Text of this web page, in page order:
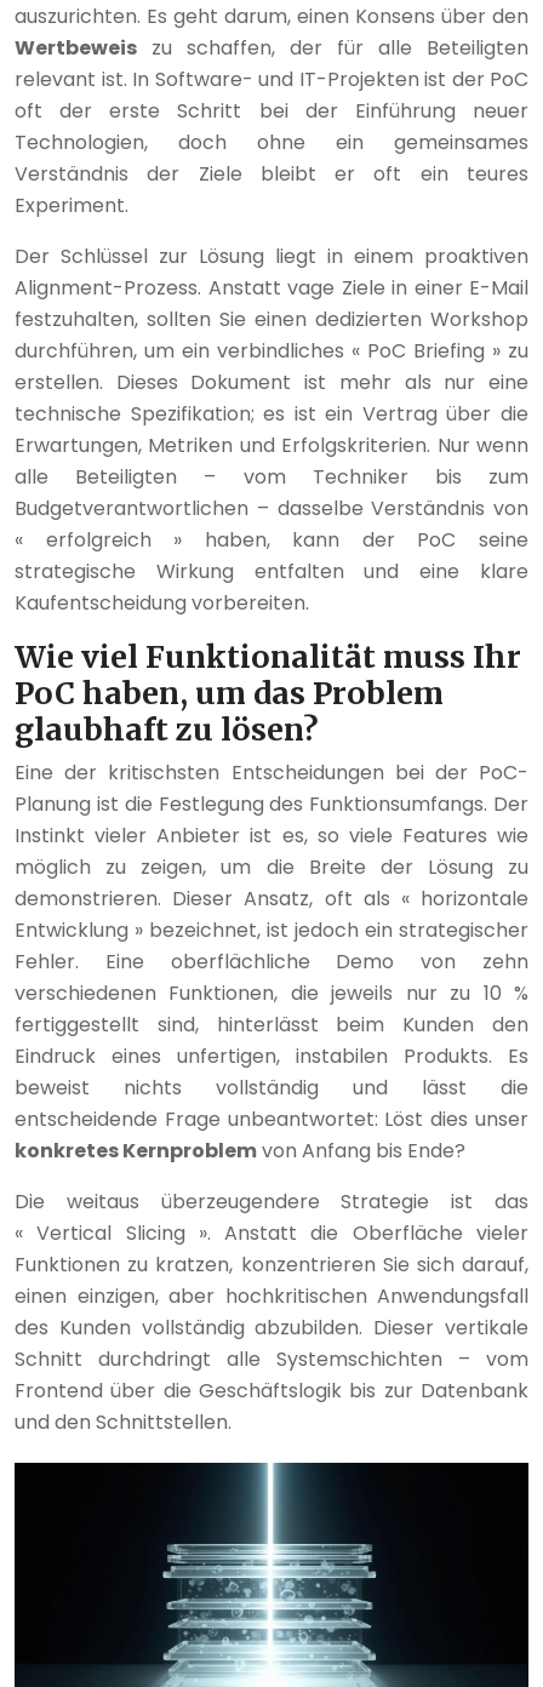
auszurichten. Es geht darum, einen Konsens über den
Wertbeweis zu schaffen, der für alle Beteiligten
relevant ist. In Software- und IT-Projekten ist der PoC
oft der erste Schritt bei der Einführung neuer
Technologien, doch ohne ein gemeinsames
Verständnis der Ziele bleibt er oft ein teures
Experiment.
Der Schlüssel zur Lösung liegt in einem proaktiven
Alignment-Prozess. Anstatt vage Ziele in einer E-Mail
festzuhalten, sollten Sie einen dedizierten Workshop
durchführen, um ein verbindliches « PoC Briefing » zu
erstellen. Dieses Dokument ist mehr als nur eine
technische Spezifikation; es ist ein Vertrag über die
Erwartungen, Metriken und Erfolgskriterien. Nur wenn
alle Beteiligten – vom Techniker bis zum
Budgetverantwortlichen – dasselbe Verständnis von
« erfolgreich » haben, kann der PoC seine
strategische Wirkung entfalten und eine klare
Kaufentscheidung vorbereiten.
Wie viel Funktionalität muss Ihr
PoC haben, um das Problem
glaubhaft zu lösen?
Eine der kritischsten Entscheidungen bei der PoC-
Planung ist die Festlegung des Funktionsumfangs. Der
Instinkt vieler Anbieter ist es, so viele Features wie
möglich zu zeigen, um die Breite der Lösung zu
demonstrieren. Dieser Ansatz, oft als « horizontale
Entwicklung » bezeichnet, ist jedoch ein strategischer
Fehler. Eine oberflächliche Demo von zehn
verschiedenen Funktionen, die jeweils nur zu 10 %
fertiggestellt sind, hinterlässt beim Kunden den
Eindruck eines unfertigen, instabilen Produkts. Es
beweist nichts vollständig und lässt die
entscheidende Frage unbeantwortet: Löst dies unser
konkretes Kernproblemvon Anfang bis Ende?
Die weitaus überzeugendere Strategie ist das
« Vertical Slicing ». Anstatt die Oberfläche vieler
Funktionen zu kratzen, konzentrieren Sie sich darauf,
einen einzigen, aber hochkritischen Anwendungsfall
des Kunden vollständig abzubilden. Dieser vertikale
Schnitt durchdringt alle Systemschichten – vom
Frontend über die Geschäftslogik bis zur Datenbank
und den Schnittstellen.